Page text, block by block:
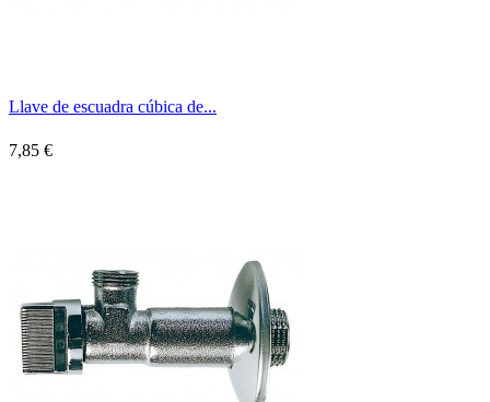
Llave de escuadra cúbica de...
7,85 €